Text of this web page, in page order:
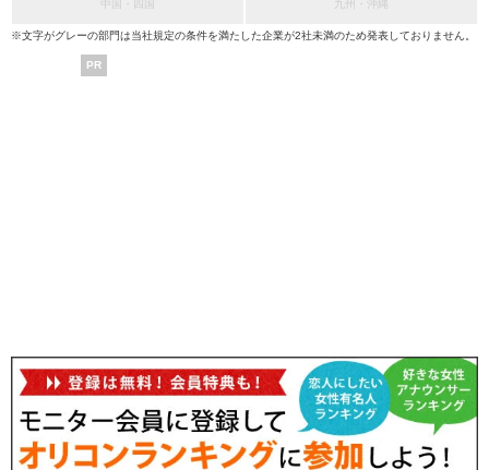
中国・四国 九州・沖縄
※文字がグレーの部門は当社規定の条件を満たした企業が2社未満のため発表しておりません。
PR